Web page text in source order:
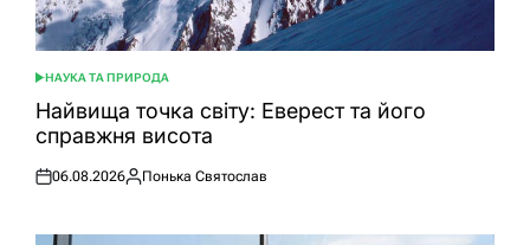
ОПУБЛІКУВАТИ
У
НАУКА ТА ПРИРОДА
Найвища точка світу: Еверест та його
справжня висота
Оприлюднено
06.08.2026
Опубліковано
Понька Святослав